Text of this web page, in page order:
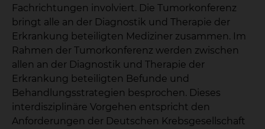
Fachrichtungen involviert. Die Tumorkonferenz
bringt alle an der Diagnostik und Therapie der
Erkrankung beteiligten Mediziner zusammen. Im
Rahmen der Tumorkonferenz werden zwischen
allen an der Diagnostik und Therapie der
Erkrankung beteiligten Befunde und
Behandlungsstrategien besprochen. Dieses
interdisziplinäre Vorgehen entspricht den
Anforderungen der Deutschen Krebsgesellschaft